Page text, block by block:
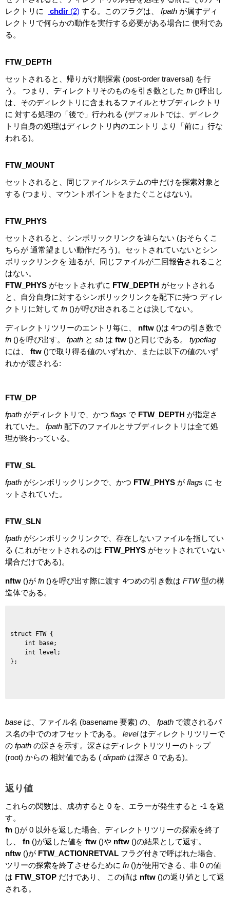
レクトリに
chdir (2) する。このフラグは、 fpath が属すディ
レクトリで何らかの動作を実行する必要がある場合に 便利であ
る。
FTW_DEPTH
セットされると、帰りがけ順探索 (post-order traversal) を行
う。 つまり、ディレクトリそのものを引き数とした fn ()呼出し
は、そのディレクトリに含まれるファイルとサブディレクトリ
に 対する処理の「後で」行われる (デフォルトでは、ディレク
トリ自身の処理はディレクトリ内のエントリ より「前に」行な
われる)。
FTW_MOUNT
セットされると、同じファイルシステムの中だけを探索対象と
する (つまり、マウントポイントをまたぐことはない)。
FTW_PHYS
セットされると、シンボリックリンクを辿らない (おそらくこ
ちらが 通常望ましい動作だろう)。セットされていないとシン
ボリックリンクを 辿るが、同じファイルが二回報告されること
はない。
FTW_PHYS がセットされずに FTW_DEPTH がセットされる
と、自分自身に対するシンボリックリンクを配下に持つ ディレ
クトリに対して fn ()が呼び出されることは決してない。
ディレクトリツリーのエントリ毎に、 nftw ()は 4つの引き数で
fn ()を呼び出す。 fpath と sb は ftw ()と同じである。 typeflag
には、 ftw ()で取り得る値のいずれか、または以下の値のいず
れかが渡される:
FTW_DP
fpath がディレクトリで、かつ flags で FTW_DEPTH が指定さ
れていた。 fpath 配下のファイルとサブディレクトリは全て処
理が終わっている。
FTW_SL
fpath がシンボリックリンクで、かつ FTW_PHYS が flags に セ
ットされていた。
FTW_SLN
fpath がシンボリックリンクで、存在しないファイルを指してい
る (これがセットされるのは FTW_PHYS がセットされていない
場合だけである)。
nftw ()が fn ()を呼び出す際に渡す 4つめの引き数は FTW型の構
造体である。
struct FTW {
    int base;
    int level;
};
base は、ファイル名 (basename 要素) の、 fpath で渡されるパ
ス名の中でのオフセットである。 levelはディレクトリツリーで
の fpath の深さを示す。深さはディレクトリツリーのトップ
(root) からの 相対値である ( dirpath は深さ 0 である)。
返り値
これらの関数は、成功すると 0 を、エラーが発生すると -1 を返
す。
fn ()が 0 以外を返した場合、ディレクトリツリーの探索を終了
し、 fn ()が返した値を ftw ()や nftw ()の結果として返す。
nftw ()が FTW_ACTIONRETVAL フラグ付きで呼ばれた場合、
ツリーの探索を終了させるために fn ()が使用できる、非 0 の値
は FTW_STOP だけであり、 この値は nftw ()の返り値として返
される。